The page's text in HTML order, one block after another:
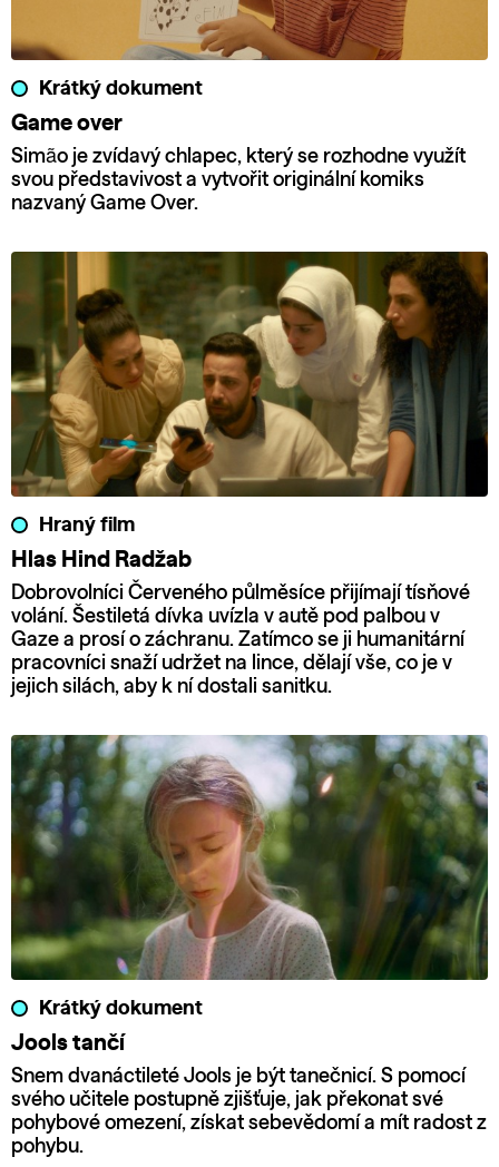
Krátký dokument
Game over
Simão je zvídavý chlapec, který se rozhodne využít
svou představivost a vytvořit originální komiks
nazvaný Game Over.
Hraný film
Hlas Hind Radžab
Dobrovolníci Červeného půlměsíce přijímají tísňové
volání. Šestiletá dívka uvízla v autě pod palbou v
Gaze a prosí o záchranu. Zatímco se ji humanitární
pracovníci snaží udržet na lince, dělají vše, co je v
jejich silách, aby k ní dostali sanitku.
Krátký dokument
Jools tančí
Snem dvanáctileté Jools je být tanečnicí. S pomocí
svého učitele postupně zjišťuje, jak překonat své
pohybové omezení, získat sebevědomí a mít radost z
pohybu.